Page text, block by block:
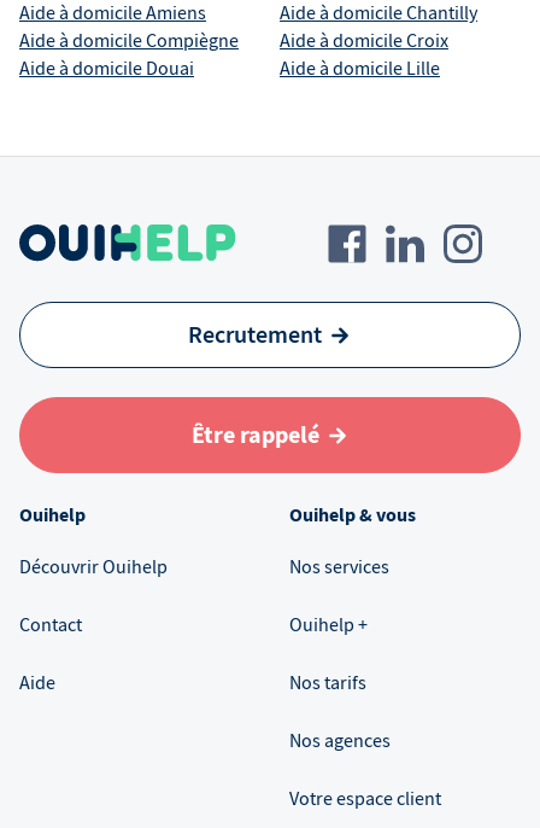
Aide à domicileAmiens Aide à domicileChantilly
Aide à domicileCompiègne Aide à domicileCroix
Aide à domicile Douai Aide à domicile Lille
Recrutement
Être rappelé
Ouihelp
Découvrir Ouihelp
Contact
Aide
Ouihelp & vous
Nos services
Ouihelp +
Nos tarifs
Nos agences
Votre espace client